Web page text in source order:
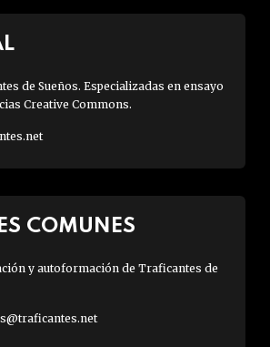
de Sueños. Especializadas en ensayo
Creative Commons.
COMUNES
y autoformación de Traficantes de